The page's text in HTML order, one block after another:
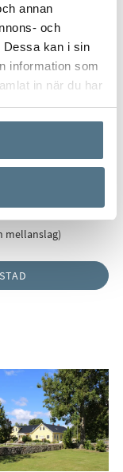
annan
och
kan i sin
information som
in när du har
mellanslag)